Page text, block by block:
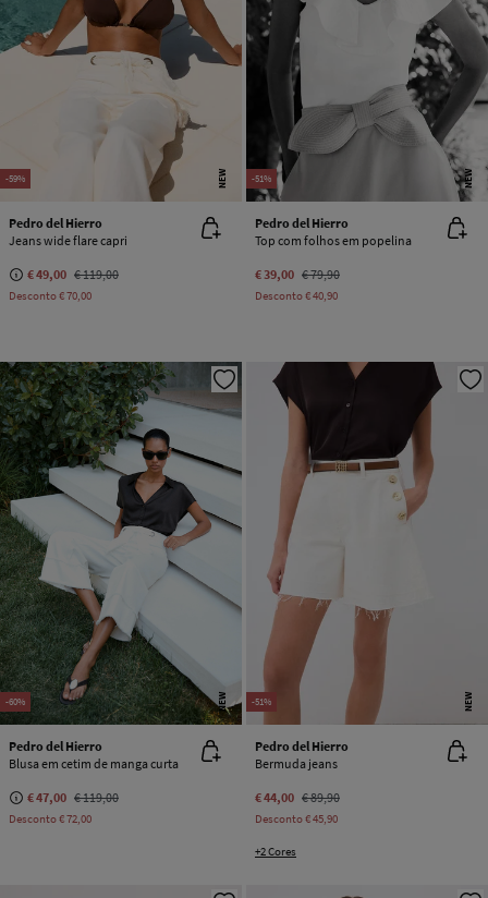
-59% NEW
Pedro del Hierro
Jeans wide flare capri
€ 49,00 € 119,00
Desconto€ 70,00
-51% NEW
Pedro del Hierro
Top com folhos em popelina
€ 39,00 € 79,90
Desconto€ 40,90
-60% NEW
Pedro del Hierro
Blusa em cetim de manga curta
€ 47,00 € 119,00
Desconto€ 72,00
-51% NEW
Pedro del Hierro
Bermuda jeans
€ 44,00 € 89,90
Desconto€ 45,90
+2 Cores